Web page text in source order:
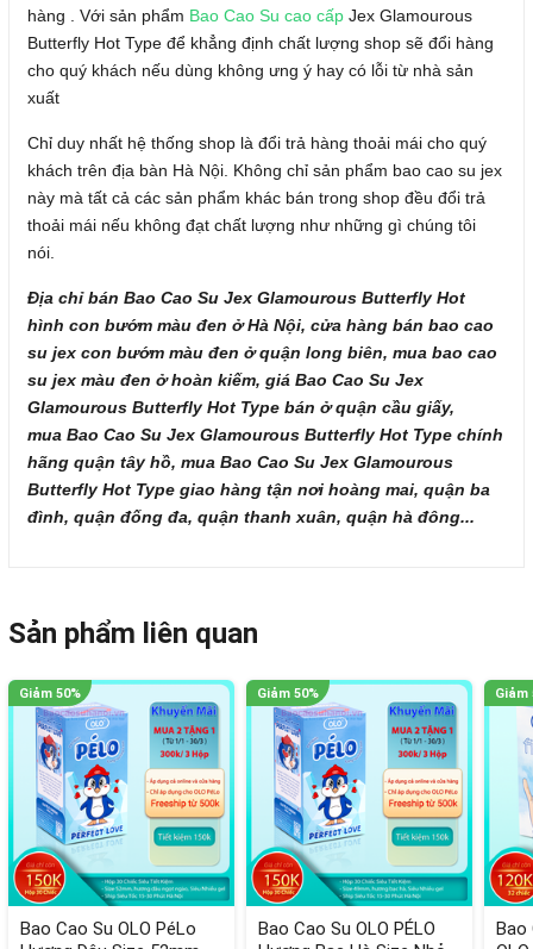
hàng . Với sản phẩm Bao Cao Su cao cấp Jex Glamourous
Butterfly Hot Type để khẳng định chất lượng shop sẽ đổi hàng
cho quý khách nếu dùng không ưng ý hay có lỗi từ nhà sản
xuất
Chỉ duy nhất hệ thống shop là đổi trả hàng thoải mái cho quý
khách trên địa bàn Hà Nội. Không chỉ sản phẩm bao cao su jex
này mà tất cả các sản phẩm khác bán trong shop đều đổi trả
thoải mái nếu không đạt chất lượng như những gì chúng tôi
nói.
Địa chỉ bán Bao Cao Su Jex Glamourous Butterfly Hot
hình con bướm màu đen ở Hà Nội, cửa hàng bán bao cao
su jex con bướm màu đen ở quận long biên, mua bao cao
su jex màu đen ở hoàn kiếm, giá Bao Cao Su Jex
Glamourous Butterfly Hot Type bán ở quận cầu giấy,
mua Bao Cao Su Jex Glamourous Butterfly Hot Type chính
hãng quận tây hồ, mua Bao Cao Su Jex Glamourous
Butterfly Hot Type giao hàng tận nơi hoàng mai, quận ba
đình, quận đống đa, quận thanh xuân, quận hà đông...
Sản phẩm liên quan
Bao Cao Su OLO PéLo
Bao Cao Su OLO PÉLO
Bao